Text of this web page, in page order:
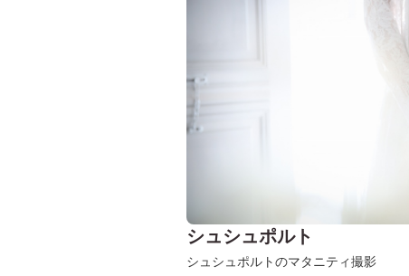
シュシュポルト
シュシュポルトのマタニティ撮影